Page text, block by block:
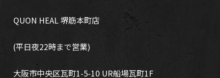
QUON HEAL 堺筋本町店
(平日夜22時まで営業)
大阪市中央区瓦町1-5-10 UR船場瓦町1F